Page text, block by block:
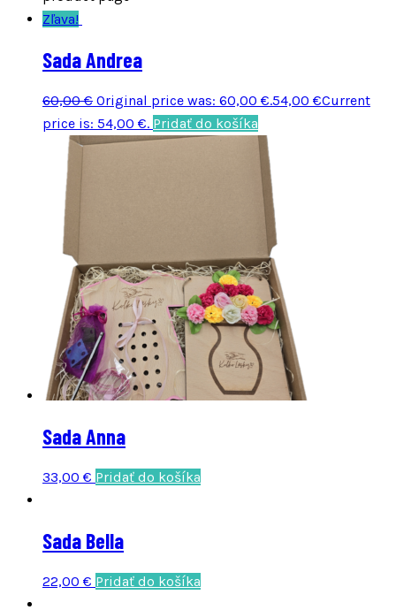
Zľava!
Sada Andrea
60,00€ Original price was: 60,00 €.54,00 €Current
price is: 54,00 €. Pridať do košíka
Sada Anna
33,00 € Pridať do košíka
Sada Bella
22,00 € Pridať do košíka